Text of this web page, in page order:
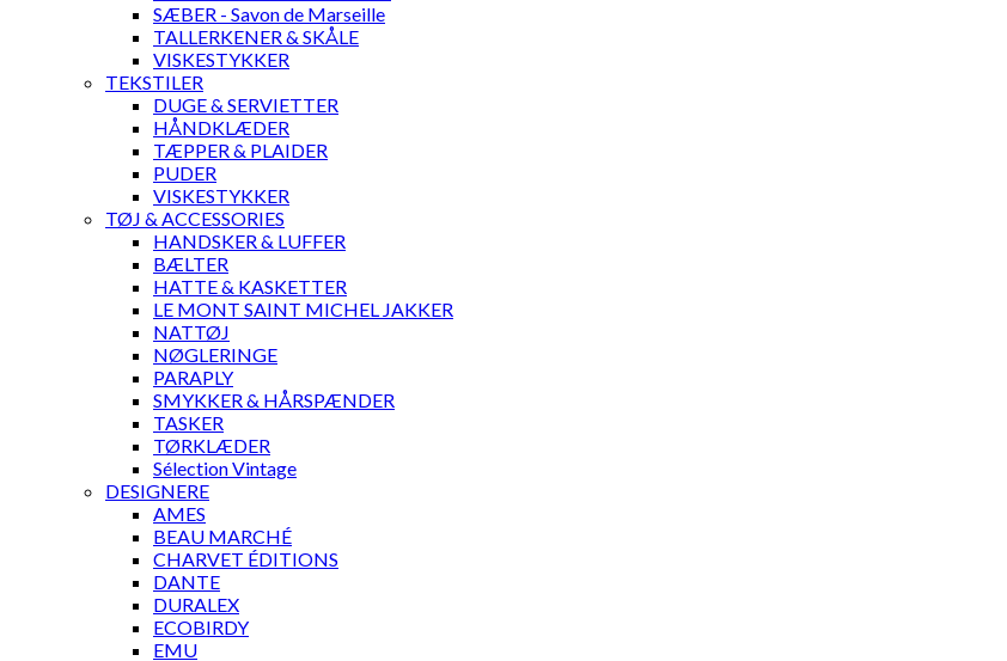
SÆBER - Savon de Marseille
TALLERKENER & SKÅLE
VISKESTYKKER
TEKSTILER
DUGE & SERVIETTER
HÅNDKLÆDER
TÆPPER & PLAIDER
PUDER
VISKESTYKKER
TØJ & ACCESSORIES
HANDSKER & LUFFER
BÆLTER
HATTE & KASKETTER
LE MONT SAINT MICHEL JAKKER
NATTØJ
NØGLERINGE
PARAPLY
SMYKKER & HÅRSPÆNDER
TASKER
TØRKLÆDER
Sélection Vintage
DESIGNERE
AMES
BEAU MARCHÉ
CHARVET ÉDITIONS
DANTE
DURALEX
ECOBIRDY
EMU